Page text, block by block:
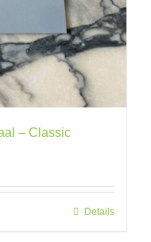
– Classic
Details